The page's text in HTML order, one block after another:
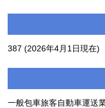
387 (2026年4月1日現在)
一般包車旅客自動車運送